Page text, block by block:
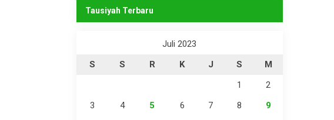
Tausiyah Terbaru
Juli 2023
S
S R K J S
M
1
2
3
4 5 6 7 8
9